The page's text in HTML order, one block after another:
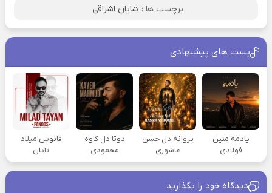
برچسب ها : شایان اشراقی
پست های پیشنهادی
یادمه متین
فولادی
پروانه دل حسن
عاشوری
دوتا دل کاوه
محمودی
فانوس میلاد
تایان
دیدگاه خود را بگذارید